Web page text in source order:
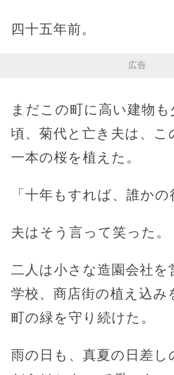
四十五年前。
広告
まだこの町に高い建物も
頃、菊代と亡き夫は、こ
一本の桜を植えた。
「十年もすれば、誰かの
夫はそう言って笑った。
二人は小さな造園会社を
学校、商店街の植え込み
町の緑を守り続けた。
雨の日も、真夏の日差し